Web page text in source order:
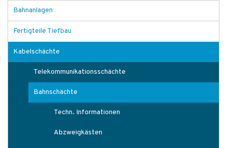
Bahnanlagen
Fertigteile Tiefbau
Kabelschächte
Telekommunikationsschächte
Bahnschächte
Techn. Informationen
Abzweigkästen